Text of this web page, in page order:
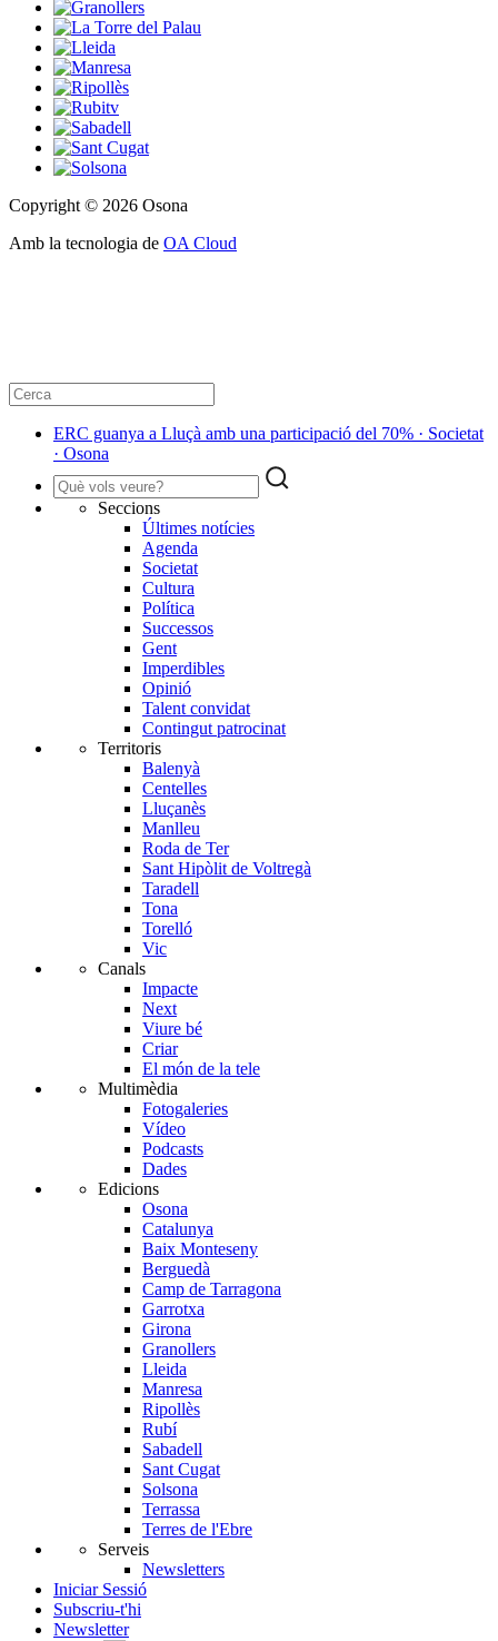
Copyright © 2026 Osona
Amb la tecnologia de OA Cloud
ERC guanya a Lluçà amb una participació del 70% · Societat
· Osona
Seccions
Últimes notícies
Agenda
Societat
Cultura
Política
Successos
Gent
Imperdibles
Opinió
Talent convidat
Contingut patrocinat
Territoris
Balenyà
Centelles
Lluçanès
Manlleu
Roda de Ter
Sant Hipòlit de Voltregà
Taradell
Tona
Torelló
Vic
Canals
Impacte
Next
Viure bé
Criar
El món de la tele
Multimèdia
Fotogaleries
Vídeo
Podcasts
Dades
Edicions
Osona
Catalunya
Baix Monteseny
Berguedà
Camp de Tarragona
Garrotxa
Girona
Granollers
Lleida
Manresa
Ripollès
Rubí
Sabadell
Sant Cugat
Solsona
Terrassa
Terres de l'Ebre
Serveis
Newsletters
Iniciar Sessió
Subscriu-t'hi
Newsletter